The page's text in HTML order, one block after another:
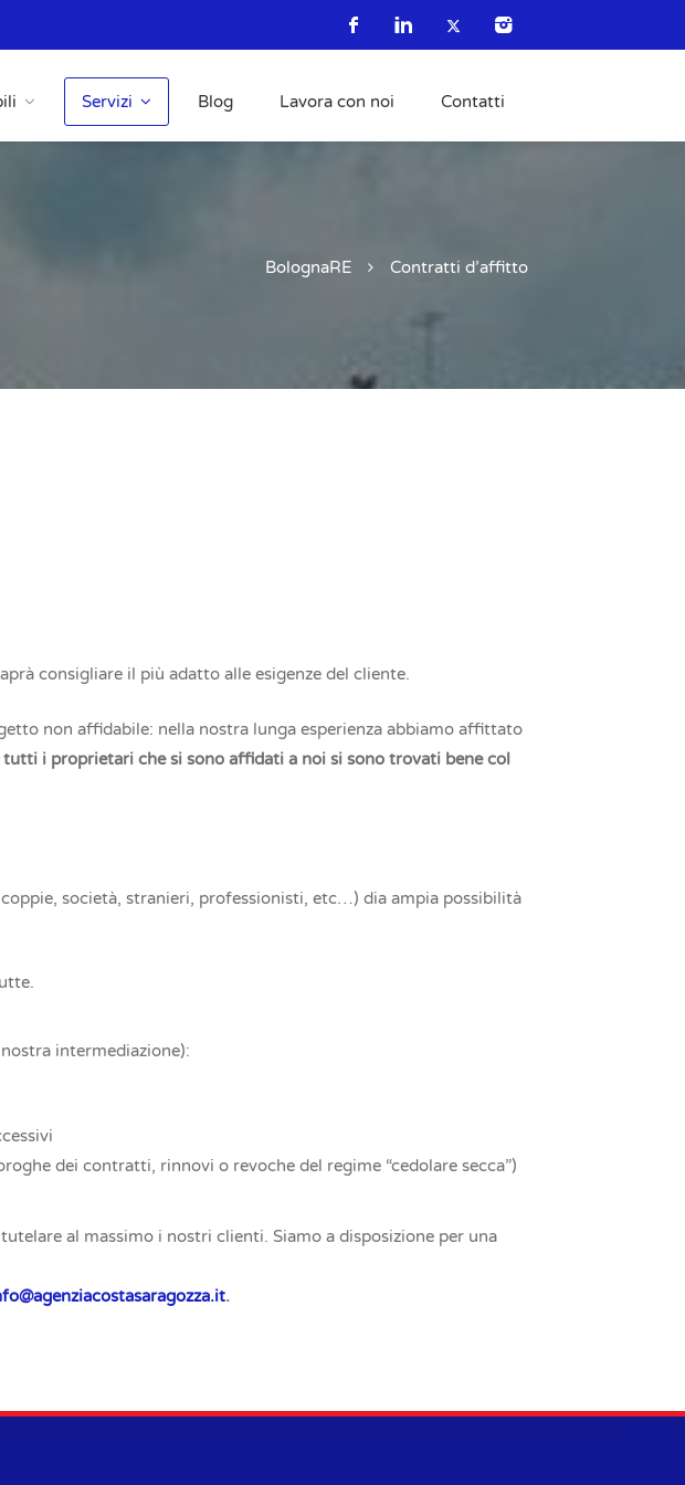
Servizi Blog Lavora con noi Contatti
BolognaRE Contratti d’affitto
consigliare il più adatto alle esigenze del cliente.
non affidabile: nella nostra lunga esperienza abbiamo affittato
tutti i proprietari che si sono affidati a noi si sono trovati bene col
società, stranieri, professionisti, etc…) dia ampia possibilità
intermediazione):
dei contratti, rinnovi o revoche del regime “cedolare secca”)
al massimo i nostri clienti. Siamo a disposizione per una
.